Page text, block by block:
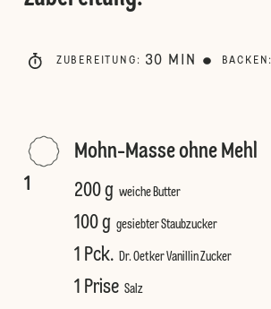
ZUBEREITUNG : 30 MIN BACKEN :
1
Mohn-Masse ohne Mehl
200 g weiche Butter
100 g gesiebter Staubzucker
1 Pck. Dr. Oetker Vanillin Zucker
1 Prise Salz